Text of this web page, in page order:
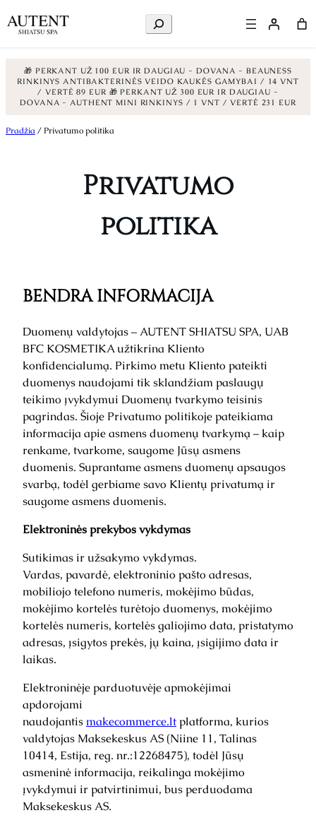
🎁 PERKANT UŽ 100 EUR IR DAUGIAU - DOVANA - BEAUNESS
RINKINYS ANTIBAKTERINĖS VEIDO KAUKĖS GAMYBAI / 14 VNT
/ VERTĖ 89 EUR 🎁 PERKANT UŽ 300 EUR IR DAUGIAU -
DOVANA - AUTHENT MINI RINKINYS / 1 VNT / VERTĖ 231 EUR
prie
Ieškoti
Pradžia / Privatumo politika
Privatumo
politika
BENDRA INFORMACIJA
Duomenų valdytojas – AUTENT SHIATSU SPA, UAB
BFC KOSMETIKA užtikrina Kliento
konfidencialumą. Pirkimo metu Kliento pateikti
duomenys naudojami tik sklandžiam paslaugų
teikimo įvykdymui Duomenų tvarkymo teisinis
pagrindas. Šioje Privatumo politikoje pateikiama
informacija apie asmens duomenų tvarkymą – kaip
renkame, tvarkome, saugome Jūsų asmens
duomenis. Suprantame asmens duomenų apsaugos
svarbą, todėl gerbiame savo Klientų privatumą ir
saugome asmens duomenis.
Elektroninės prekybos vykdymas
Sutikimas ir užsakymo vykdymas.
Vardas, pavardė, elektroninio pašto adresas,
mobiliojo telefono numeris, mokėjimo būdas,
mokėjimo kortelės turėtojo duomenys, mokėjimo
kortelės numeris, kortelės galiojimo data, pristatymo
adresas, įsigytos prekės, jų kaina, įsigijimo data ir
laikas.
Elektroninėje parduotuvėje apmokėjimai
apdorojami
naudojantis makecommerce.lt platforma, kurios
valdytojas Maksekeskus AS (Niine 11, Talinas
10414, Estija, reg. nr.:12268475), todėl Jūsų
asmeninė informacija, reikalinga mokėjimo
įvykdymui ir patvirtinimui, bus perduodama
Maksekeskus AS.